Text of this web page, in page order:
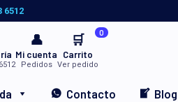
6512
👤
Mi cuenta
Pedidos
🛒 0
Carrito
Ver pedido
Contacto Blog